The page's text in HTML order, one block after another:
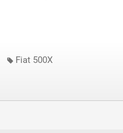
Fiat 500X